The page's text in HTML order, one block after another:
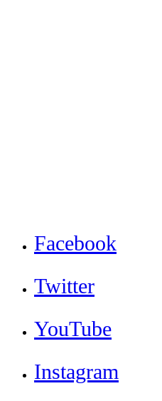
Facebook
Twitter
YouTube
Instagram